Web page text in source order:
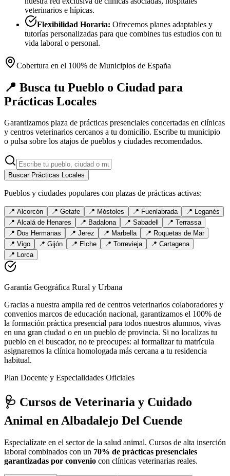
veterinarios e hípicas.
Flexibilidad Horaria: Ofrecemos planes adaptables y
tutorías personalizadas para que combines tus estudios con tu
vida laboral o personal.
Cobertura en el 100% de Municipios de España
📍 Busca tu Pueblo o Ciudad para
Prácticas Locales
Garantizamos plaza de prácticas presenciales concertadas en clínicas
y centros veterinarios cercanos a tu domicilio. Escribe tu municipio
o pulsa sobre los atajos de pueblos y ciudades recomendados.
Buscar Prácticas Locales
Pueblos y ciudades populares con plazas de prácticas activas:
📍 Alcorcón 📍 Getafe 📍 Móstoles 📍 Fuenlabrada 📍 Leganés
📍 Alcalá de Henares 📍 Badalona 📍 Sabadell 📍 Terrassa
📍 Dos Hermanas 📍 Jerez 📍 Marbella 📍 Roquetas de Mar
📍 Vigo 📍 Gijón 📍 Elche 📍 Torrevieja 📍 Cartagena
📍 Lorca
Garantía Geográfica Rural y Urbana
Gracias a nuestra amplia red de centros veterinarios colaboradores y
convenios marcos de educación nacional, garantizamos el 100% de
la formación práctica presencial para todos nuestros alumnos, vivas
en una gran ciudad o en un pueblo de provincia. Si no localizas tu
pueblo en el buscador, no te preocupes: al formalizar tu matrícula
asignaremos la clínica homologada más cercana a tu residencia
habitual.
Plan Docente y Especialidades Oficiales
🩺 Cursos de Veterinaria y Cuidado
Animal en Albadalejo Del Cuende
Especialízate en el sector de la salud animal. Cursos de alta inserción
laboral combinados con un 70% de prácticas presenciales
garantizadas por convenio con clínicas veterinarias reales.